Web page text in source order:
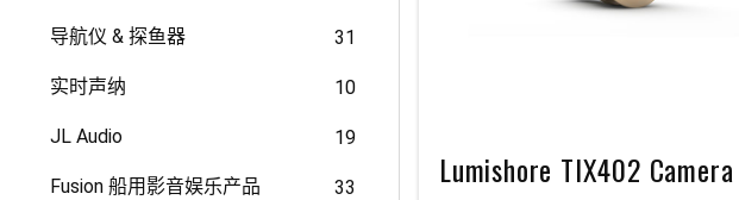
导航仪 & 探鱼器 31
实时声纳 10
JL Audio 19
Fusion 船用影音娱乐产品 33 Lumishore TIX402 Camera